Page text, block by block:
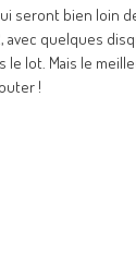
seront bien loin
avec quelques
le lot. Mais le
!